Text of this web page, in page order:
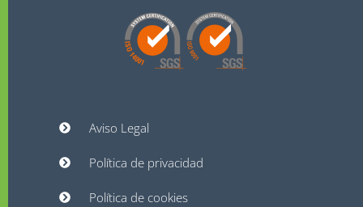
Aviso Legal
Política de privacidad
Política de cookies